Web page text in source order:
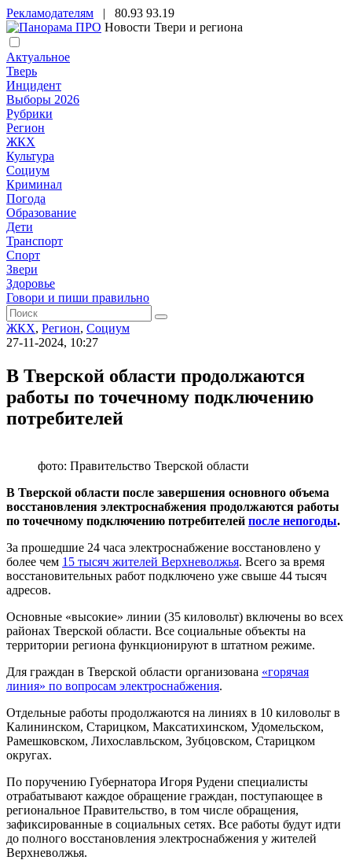
Рекламодателям | 80.93 93.19
Новости Твери и региона
Актуальное
Тверь
Инцидент
Выборы 2026
Рубрики
Регион
ЖКХ
Культура
Социум
Криминал
Погода
Образование
Дети
Транспорт
Спорт
Звери
Здоровье
Говори и пиши правильно
ЖКХ, Регион, Социум
27-11-2024, 10:27
В Тверской области продолжаются
работы по точечному подключению
потребителей
фото: Правительство Тверской области
В Тверской области после завершения основного объема
восстановления электроснабжения продолжаются работы
по точечному подключению потребителей после непогоды.
За прошедшие 24 часа электроснабжение восстановлено у
более чем 15 тысяч жителей Верхневолжья. Всего за время
восстановительных работ подключено уже свыше 44 тысяч
адресов.
Основные «высокие» линии (35 киловольт) включены во всех
районах Тверской области. Все социальные объекты на
территории региона функционируют в штатном режиме.
Для граждан в Тверской области организована «горячая
линия» по вопросам электроснабжения.
Отдельные работы продолжаются на линиях в 10 киловольт в
Калининском, Старицком, Максатихинском, Удомельском,
Рамешковском, Лихославльском, Зубцовском, Старицком
округах.
По поручению Губернатора Игоря Рудени специалисты
отрабатывают каждое обращение граждан, поступающее в
региональное Правительство, в том числе обращения,
зафиксированные в социальных сетях. Все работы будут идти
до полного восстановления электроснабжения у жителей
Верхневолжья.